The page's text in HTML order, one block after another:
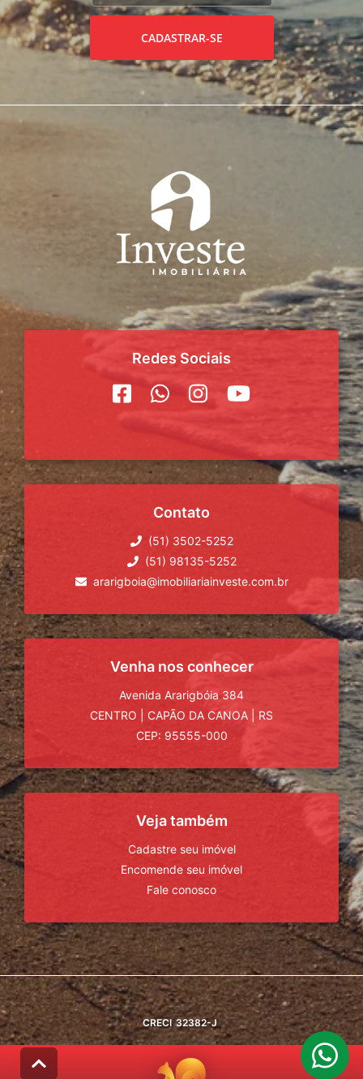
CADASTRAR-SE
Redes Sociais
Contato
(51) 3502-5252
(51) 98135-5252
ararigboia@imobiliariainveste.com.br
Venha nos conhecer
Avenida Ararigbóia 384
CENTRO
CAPÃO DA CANOA
RS
CEP: 95555-000
Veja também
Cadastre seu imóvel
Encomende seu imóvel
Fale conosco
CRECI 32382-J